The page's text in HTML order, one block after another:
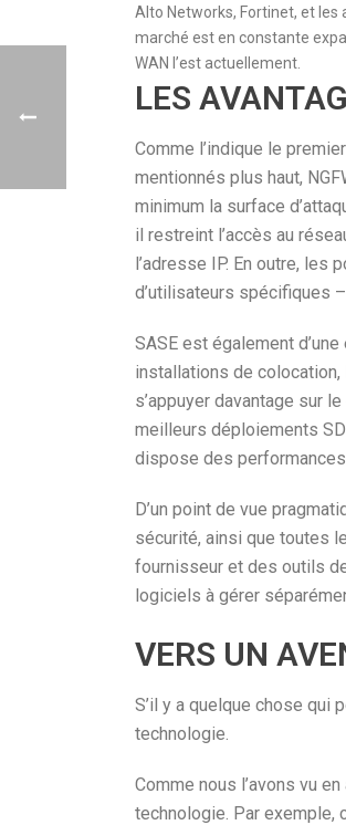
Alto Networks, Fortinet, et
marché est en constante
WAN l’est actuellement.
LES
Comme l’indique le
mentionnés plus haut,
minimum la surface
il restreint l’accès au
l’adresse IP. En outre,
d’utilisateurs spécifiques
SASE est également
installations de
s’appuyer davantage sur
meilleurs déploiements
dispose des
D’un point de vue
sécurité, ainsi que toutes
fournisseur et des outils
logiciels à gérer
VERS UN
S’il y a quelque chose qui
technologie.
Comme nous l’avons vu
technologie. Par exemple,